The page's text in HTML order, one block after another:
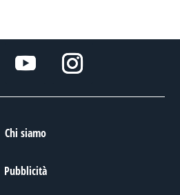
Chi siamo
Pubblicità